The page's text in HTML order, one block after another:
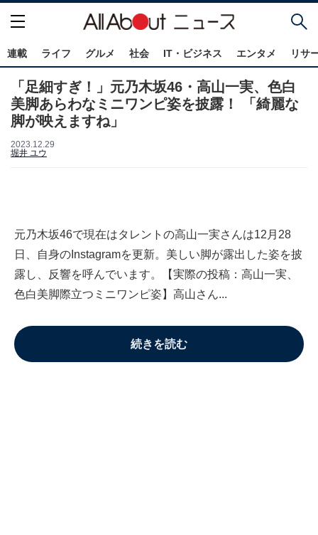
連載 ライフ グルメ 社会 IT・ビジネス エンタメ リサ
「足細すぎ！」元乃木坂46・高山一実、色白
美脚あらわなミニワンピ姿を披露！ 「綺麗な
脚が映えますね」
2023.12.29
堀井 ユウ
元乃木坂46で現在はタレントの高山一実さんは12月28
日、自身のInstagramを更新。美しい脚が露出した姿を披
露し、反響を呼んでいます。【実際の投稿：高山一実、
色白美脚際立つミニワンピ姿】高山さん...
続きを読む